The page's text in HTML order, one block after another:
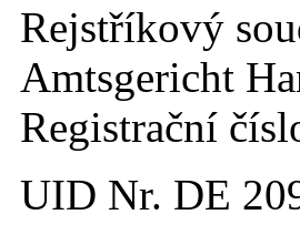
Rejstříkový
Amtsgericht
Registrační
UID Nr. DE